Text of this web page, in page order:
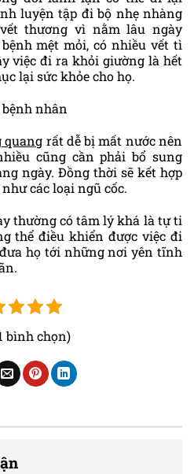
luyện tập đi bộ nhẹ nhàng
thương vì nằm lâu ngày
mệt mỏi, có nhiều vết tì
việc đi ra khỏi giường là hết
lại sức khỏe cho họ.
nhân
quang rất dễ bị mất nước nên
cũng cần phải bổ sung
ngày. Đồng thời sẽ kết hợp
các loại ngũ cốc.
thường có tâm lý khá là tự ti
thể điều khiển được việc đi
họ tới những nơi yên tĩnh
bình chọn)